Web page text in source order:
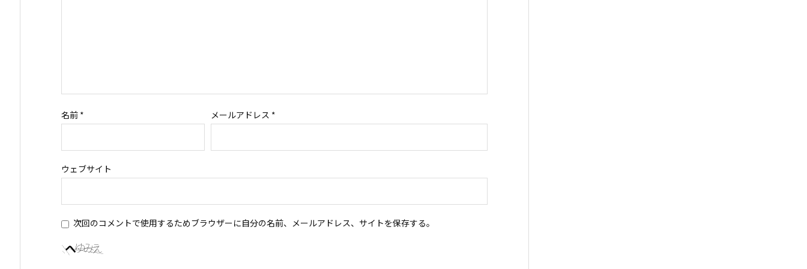
名前 * メールアドレス *
ウェブサイト
次回のコメントで使用するためブラウザーに自分の名前、メールアドレス、サイトを保存する。